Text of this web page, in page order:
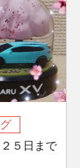
５日まで